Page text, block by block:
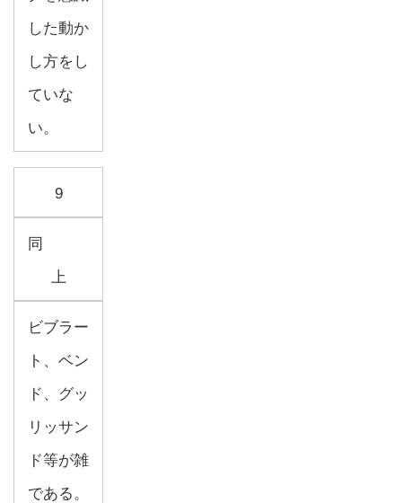
した動か
し方をし
ていな
い。
9
同
上
ビブラー
ト、ベン
ド、グッ
リッサン
ド等が雑
である。